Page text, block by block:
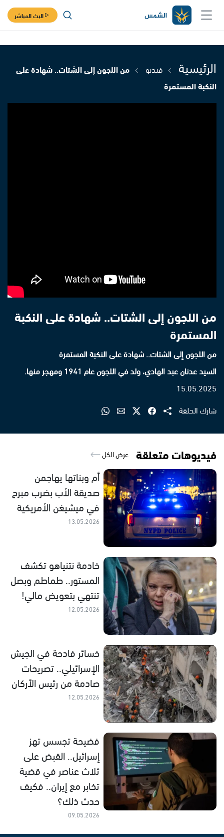
البث المباشر
الرئيسية فيديو
من اللجون إلى الشتات.. شهادة على
النكبة المستمرة
من اللجون إلى الشتات.. شهادة على النكبة
المستمرة
من اللجون إلى الشتات.. شهادة على النكبة المستمرة
السيد عدنان عبد الهادي، ولد في اللجون عام 1941 ومهجر منها.
15.05.2025
شارك الحلقة
فيديوهات متعلقة عرض الكل
أم وبناتها يهاجمن
صديقة الأب بضرب مبرح
في ميشيغن الأمريكية
13.05.2026
خادمة نتنياهو تكشف
المستور.. طماطم وبصل
تنتهي بتعويض مالي!
12.05.2026
خسائر فادحة في الجيش
الإسرائيلي.. تصريحات
صادمة من رئيس الأركان
12.05.2026
فضيحة تجسس تهز
إسرائيل.. القبض على
ثلاث عناصر في قضية
تخابر مع إيران.. فكيف
حدث ذلك؟
09.05.2026